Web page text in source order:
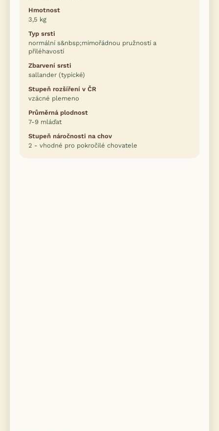
Hmotnost
3,5 kg
Typ srsti
normální s&nbsp;mimořádnou pružností a
přiléhavostí
Zbarvení srsti
sallander (typické)
Stupeň rozšíření v ČR
vzácné plemeno
Průměrná plodnost
7-9 mláďat
Stupeň náročnosti na chov
2 - vhodné pro pokročilé chovatele